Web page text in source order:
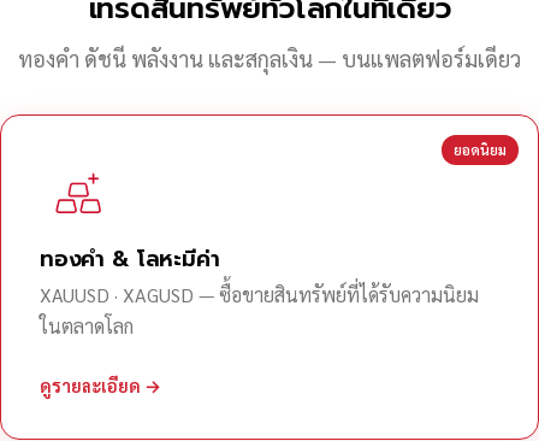
ทองคำ ดัชนี พลังงาน และสกุลเงิน — บนแพลตฟอร์มเดียว
ยอดนิยม
ทองคำ & โลหะมีค่า
XAUUSD · XAGUSD — ซื้อขายสินทรัพย์ที่ได้รับความนิยม
ในตลาดโลก
ดูรายละเอียด →